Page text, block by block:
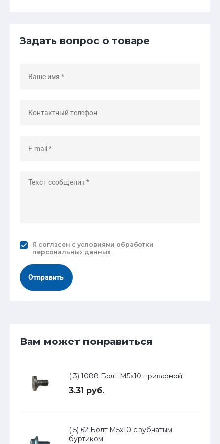
Задать вопрос о товаре
Я согласен с условиями обработки
персональных данных
Отправить
Вам может понравиться
( 3) 1088 Болт М5х10 приварной
3.31 руб.
( 5) 62 Болт М5х10 с зубчатым
буртиком